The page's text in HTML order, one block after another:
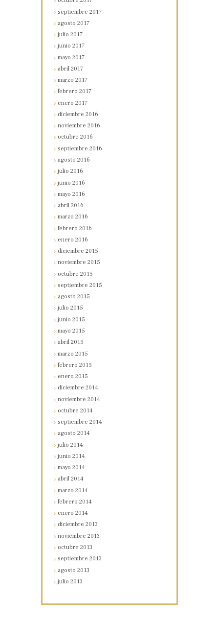
septiembre2017
agosto2017
julio2017
junio2017
mayo2017
abril2017
marzo2017
febrero2017
enero2017
diciembre2016
noviembre2016
octubre2016
septiembre2016
agosto2016
julio2016
junio2016
mayo2016
abril2016
marzo2016
febrero2016
enero2016
diciembre2015
noviembre2015
octubre2015
septiembre2015
agosto2015
julio2015
junio2015
mayo2015
abril2015
marzo2015
febrero2015
enero2015
diciembre2014
noviembre2014
octubre2014
septiembre2014
agosto2014
julio2014
junio2014
mayo2014
abril2014
marzo2014
febrero2014
enero2014
diciembre2013
noviembre2013
octubre2013
septiembre2013
agosto2013
julio2013